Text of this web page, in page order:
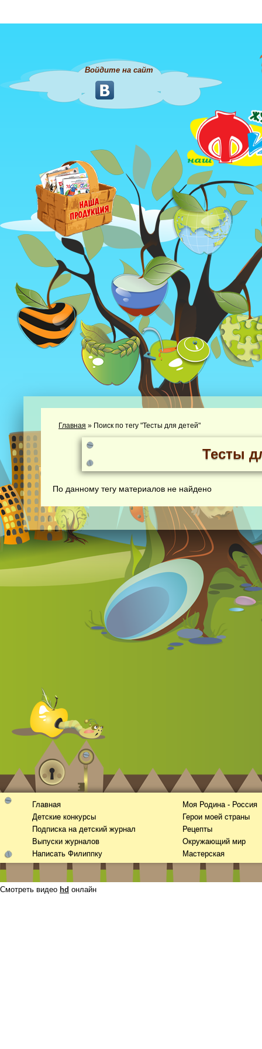
Войдите на сайт
Главная » Поиск по тегу "Тесты для детей"
Тесты
По данному тегу материалов не найдено
Главная
Детские конкурсы
Подписка на детский журнал
Выпуски журналов
Написать Филиппку
Моя Родина - Россия
Герои моей страны
Рецепты
Окружающий мир
Мастерская
Смотреть видео hd онлайн